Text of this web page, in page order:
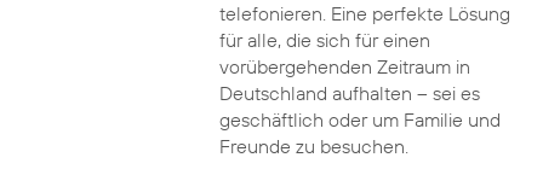
telefonieren. Eine perfekte Lösung
für alle, die sich für einen
vorübergehenden Zeitraum in
Deutschland aufhalten – sei es
geschäftlich oder um Familie und
Freunde zu besuchen.